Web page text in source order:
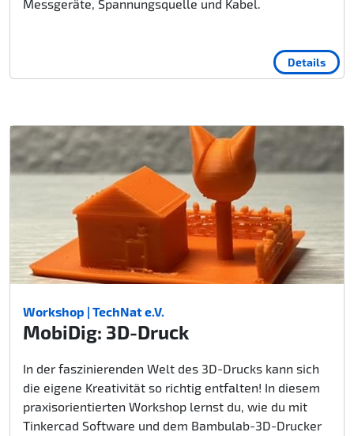
Messgeräte, Spannungsquelle und Kabel.
Details
Workshop | TechNat e.V.
MobiDig: 3D-Druck
In der faszinierenden Welt des 3D-Drucks kann sich
die eigene Kreativität so richtig entfalten! In diesem
praxisorientierten Workshop lernst du, wie du mit
Tinkercad Software und dem Bambulab-3D-Drucker